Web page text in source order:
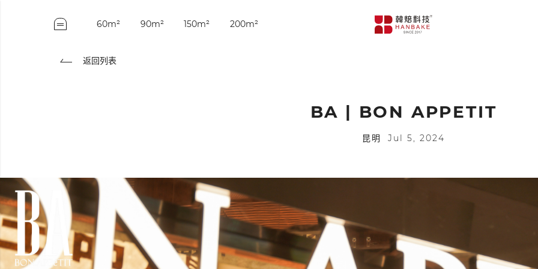
60m² 90m² 150m² 200m²
返回列表
BA | BON APPETIT
昆明 Jul 5, 2024